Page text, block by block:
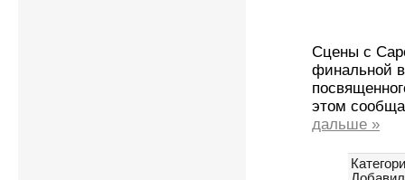
Сцены с
финальной
этом
дальше »